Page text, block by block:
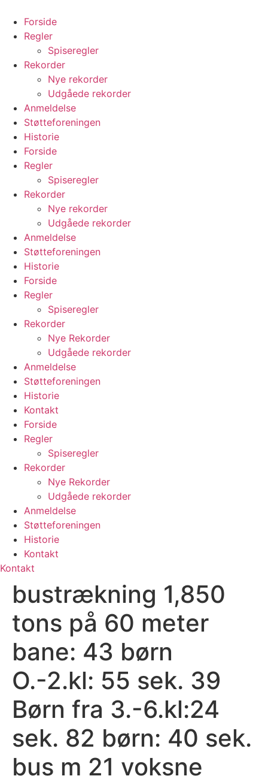
indhold
Forside
Regler
Spiseregler
Rekorder
Nye rekorder
Udgåede rekorder
Anmeldelse
Støtteforeningen
Historie
Forside
Regler
Spiseregler
Rekorder
Nye rekorder
Udgåede rekorder
Anmeldelse
Støtteforeningen
Historie
Forside
Regler
Spiseregler
Rekorder
Nye Rekorder
Udgåede rekorder
Anmeldelse
Støtteforeningen
Historie
Kontakt
Forside
Regler
Spiseregler
Rekorder
Nye Rekorder
Udgåede rekorder
Anmeldelse
Støtteforeningen
Historie
Kontakt
Kontakt
bustrækning 1,850
tons på 60 meter
bane: 43 børn
O.-2.kl: 55 sek. 39
Børn fra 3.-6.kl:24
sek. 82 børn: 40 sek.
bus m 21 voksne